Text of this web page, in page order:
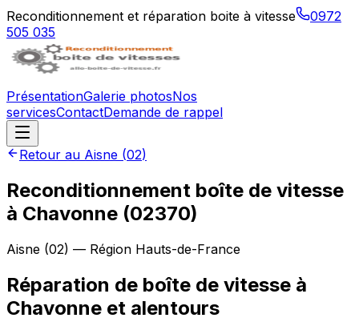
Reconditionnement et réparation boite à vitesse
0972
505 035
PrésentationGalerie photosNos
servicesContactDemande de rappel
Retour au Aisne (02)
Reconditionnement boîte de vitesse
à Chavonne (02370)
Aisne (02) — Région Hauts-de-France
Réparation de boîte de vitesse à
Chavonne et alentours